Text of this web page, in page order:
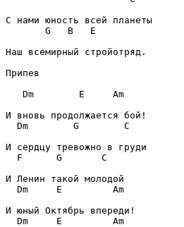
G
B
E
Наш всемирный стройотряд.
Припев
Dm
E
Am
Dm
G
C
F
G
C
Dm
E
Am
Dm
E
Am